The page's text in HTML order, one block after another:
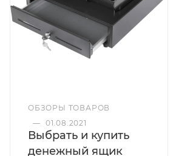
ОБЗОРЫ ТОВАРОВ
— 01.08.2021
Выбрать и купить
денежный ящик